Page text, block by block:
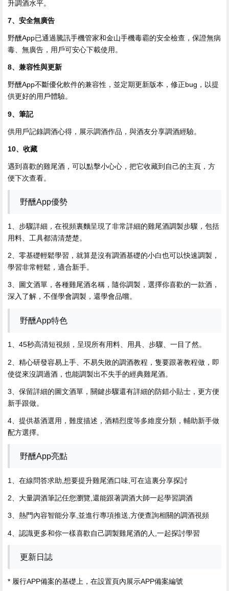
升調酒水平。
7、安全無廣告
野醺App已通過騰訊手機管家和金山手機毒霸的安全檢查，保證無病
毒、無廣告，用戶可安心下載使用。
8、兼容性與更新
野醺App不斷優化軟件的兼容性，並定期更新版本，修正bug，以提
供更好的用戶體驗。
9、筆記
供用戶記錄調酒心得，展示調酒作品，與酒友分享調酒經驗。
10、收藏
遇到喜歡的雞尾酒，可以點擊小心心，把它收藏到自己的主頁，方
便下次查看。
野醺App優勢
1、步驟詳細，在視頻裏麵呈現了非常詳細的雞尾酒調製步驟，包括
用料、工具都清清楚楚。
2、零基礎輕鬆學習，就算是沒有調酒基礎的小白也可以快速調製，
學習非常輕鬆，適合新手。
3、圖文酒單，各種雞尾酒名稱，隨你調製，選擇你喜歡的一款酒，
深入了解，不僅學會調製，還學會品嚐。
野醺App特色
1、45秒高清短視頻，呈現所有用料、用具、步驟、一目了然。
2、精心研發容易上手、不易失敗的調酒教程，隻要跟著教程做，即
使從來沒調過酒，也能調製出不失手的經典雞尾酒。
3、保留詳細的圖文酒單，關鍵步驟還有詳細的防錯小貼士，更方便
新手跟做。
4、提供基酒選用，難度描述，酒精烈度等多維度分類，輔助新手做
配方選擇。
野醺App亮點
1、在線問答求助,想要提升雞尾酒口味,可在這裏分享探討
2、大量調酒筆記任您瀏覽,還能跟著調酒大師一起學習調酒
3、熱門內容智能分享,並進行專項推送,方便查詢相關的調酒視頻
4、認識更多和你一樣喜歡自己調製雞尾酒的人,一起探討學習
更新日誌
* 履行APP備案的基礎上，在設置頁內展示APP備案編號